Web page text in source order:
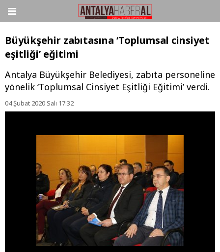
Büyükşehir zabıtasına ‘Toplumsal cinsiyet
eşitliği’ eğitimi
Antalya Büyükşehir Belediyesi, zabıta personeline
yönelik ‘Toplumsal Cinsiyet Eşitliği Eğitimi’ verdi.
04 Şubat 2020 Salı 17:32